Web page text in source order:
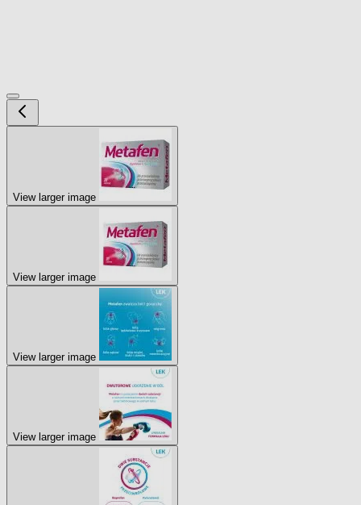
View larger image
View larger image
View larger image
View larger image